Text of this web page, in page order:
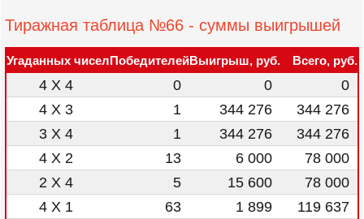
Тиражная таблица №66 - суммы выигрышей
Угаданных чиселПобедителейВыигрыш, руб. Всего, руб.
4 X 4 0 0
0
4 X 3
1 344 276
344 276
3 X 4
1 344 276
344 276
4 X 2
13 6 000
78 000
2 X 4
5 15 600
78 000
4 X 1
63 1 899
119 637